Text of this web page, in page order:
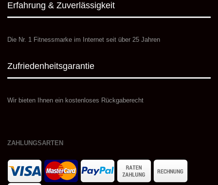
Erfahrung & Zuverlässigkeit
Die Nr. 1 Fitnessmarke im Internet seit über 25 Jahren
Zufriedenheitsgarantie
Wir bieten Ihnen ein kostenloses Rückgaberecht
ZAHLUNGSARTEN